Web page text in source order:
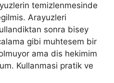
temizlenmesinde
Arayuzleri
sonra bisey
gibi muhtesem bir
ama dis hekimim
Kullanmasi pratik ve